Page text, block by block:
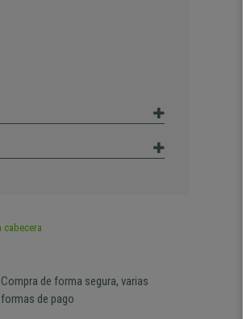
Compra de forma segura, varias
formas de pago